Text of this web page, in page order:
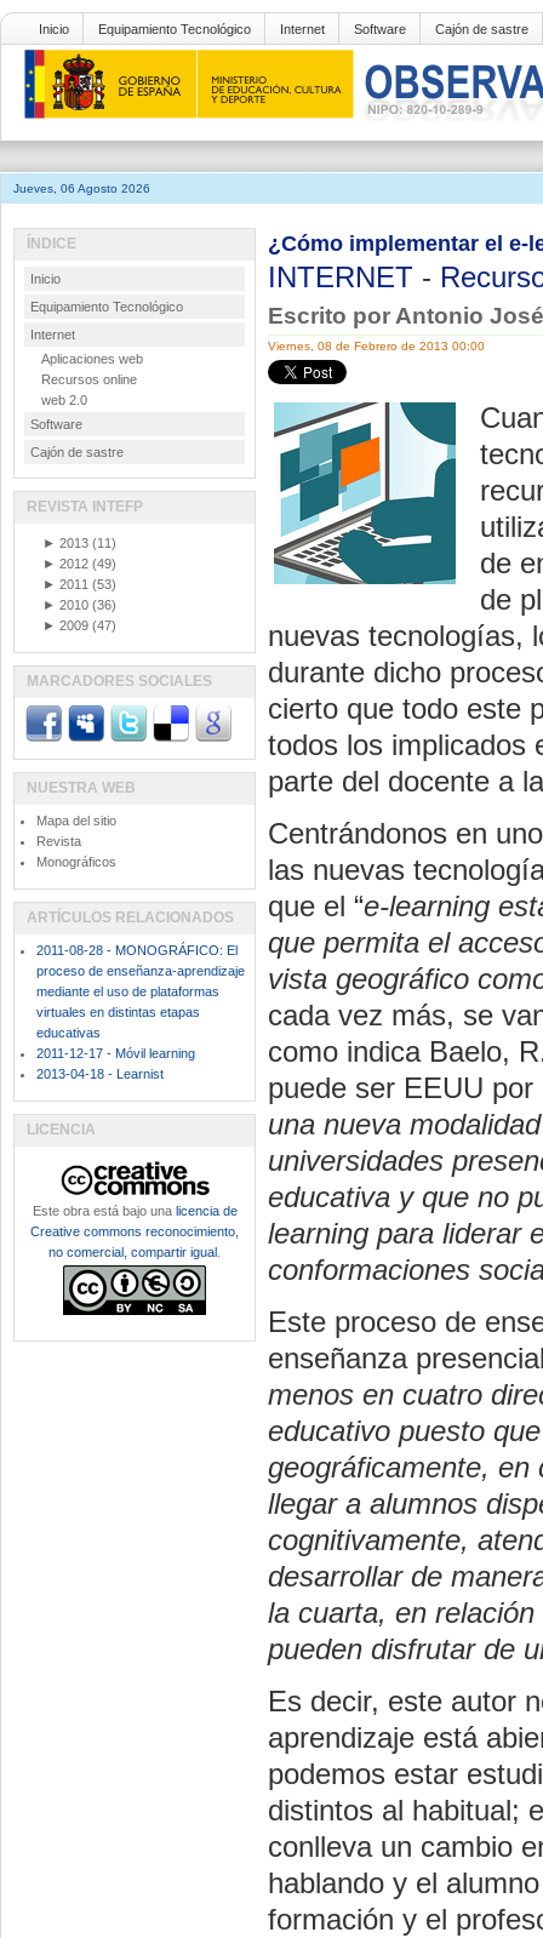
Inicio Equipamiento Tecnológico Internet Software Cajón de sastre
Jueves, 06 Agosto 2026
¿Cómo implementar el e-
INTERNET -
Escrito por Antonio
Viernes, 08 de Febrero de 2013 00:00
de
de
nuevas tecnologías,
durante dicho
cierto que todo este
todos los implicados
parte del docente a
Centrándonos en
las nuevas
que el “e-learning
que permita el
vista geográfico
cada vez más, se
como indica Baelo,
puede ser EEUU por
una nueva
universidades
educativa y que no
learning para liderar
conformaciones
Este proceso de
enseñanza
menos en cuatro
educativo puesto
geográficamente, en
llegar a alumnos
cognitivamente,
desarrollar de
la cuarta, en
pueden disfrutar de
Es decir, este autor
aprendizaje está
podemos estar
distintos al habitual;
conlleva un cambio
hablando y el
formación y el
ÍNDICE
Inicio
Equipamiento Tecnológico
Internet
Aplicaciones web
Recursos online
web 2.0
Software
Cajón de sastre
REVISTA INTEFP
► 2013 (11)
► 2012 (49)
► 2011 (53)
► 2010 (36)
► 2009 (47)
MARCADORES SOCIALES
NUESTRA WEB
Mapa del sitio
Revista
Monográficos
ARTÍCULOS RELACIONADOS
2011-08-28 - MONOGRÁFICO: El
proceso de enseñanza-aprendizaje
mediante el uso de plataformas
virtuales en distintas etapas
educativas
2011-12-17 - Móvil learning
2013-04-18 - Learnist
LICENCIA
Este obra está bajo una licencia de
Creative commons reconocimiento,
no comercial, compartir igual